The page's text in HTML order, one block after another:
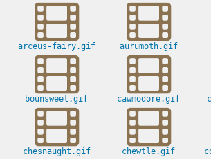
arceus-fairy.gif aurumoth.gif
bounsweet.gif cawmodore.gif
chesnaught.gif chewtle.gif